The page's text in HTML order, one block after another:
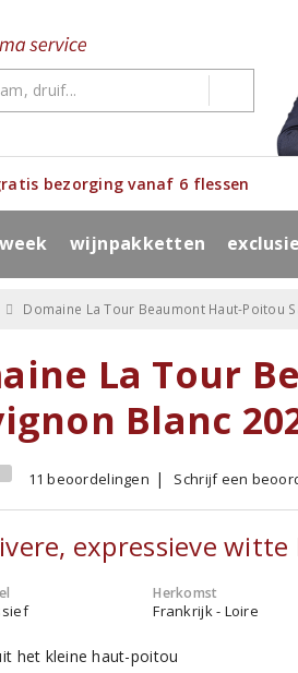
bezorging vanaf 6 flessen
wijnpakketten
Domaine La Tour Beaumont Haut-Poitou
La Tour
Blanc
11 beoordelingen Schrijf een
expressieve witte
Herkomst
Frankrijk - Loire
het kleine haut-poitou